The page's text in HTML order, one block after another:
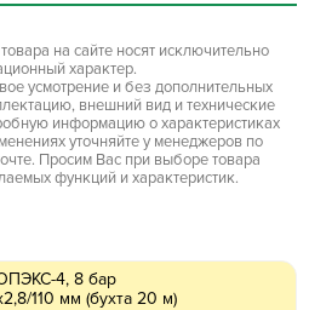
на сайте носят исключительно
характер.
усмотрение и без дополнительных
внешний вид и технические
информацию о характеристиках
уточняйте у менеджеров по
Просим Вас при выборе товара
функций и характеристик.
4, 8 бар
110 мм (бухта 20 м)